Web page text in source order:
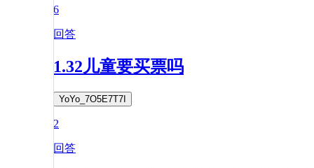
6
回答
1.32儿童要买票吗
YoYo_7O5E7T7I
2
回答